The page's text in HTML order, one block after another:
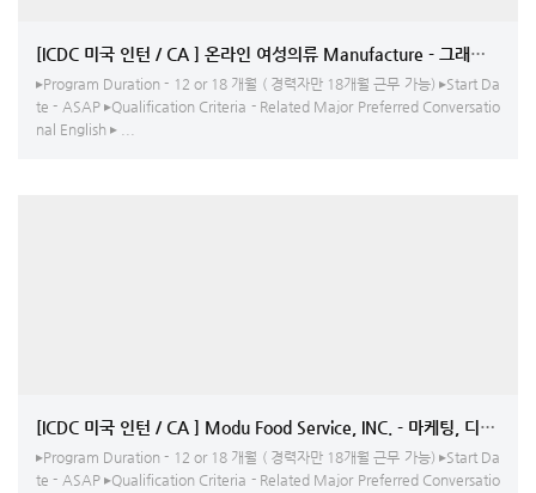
[ICDC 미국 인턴 / CA ] 온라인 여성의류 Manufacture - 그래픽/Web
▸Program Duration - 12 or 18 개월 ( 경력자만 18개월 근무 가능) ▸Start Da
te - ASAP ▸Qualification Criteria - Related Major Preferred Conversatio
nal English ▸ ...
[ICDC 미국 인턴 / CA ] Modu Food Service, INC. - 마케팅, 디자인,
▸Program Duration - 12 or 18 개월 ( 경력자만 18개월 근무 가능) ▸Start Da
te - ASAP ▸Qualification Criteria - Related Major Preferred Conversatio